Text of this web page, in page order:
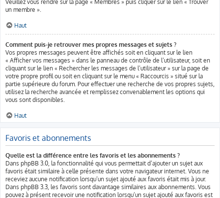
Veuillez vous rendre sur la page « Membres » puis cliquer sur le lien « Trouver
un membre ».
Haut
Comment puis-je retrouver mes propres messages et sujets ?
Vos propres messages peuvent être affichés soit en cliquant sur le lien
« Afficher vos messages » dans le panneau de contrôle de l’utilisateur, soit en
cliquant sur le lien « Rechercher les messages de l’utilisateur » sur la page de
votre propre profil ou soit en cliquant sur le menu « Raccourcis » situé sur la
partie supérieure du forum. Pour effectuer une recherche de vos propres sujets,
utilisez la recherche avancée et remplissez convenablement les options qui
vous sont disponibles.
Haut
Favoris et abonnements
Quelle est la différence entre les favoris et les abonnements ?
Dans phpBB 3.0, la fonctionnalité qui vous permettait d’ajouter un sujet aux
favoris était similaire à celle présente dans votre navigateur internet. Vous ne
receviez aucune notification lorsqu’un sujet ajouté aux favoris était mis à jour.
Dans phpBB 3.3, les favoris sont davantage similaires aux abonnements. Vous
pouvez à présent recevoir une notification lorsqu’un sujet ajouté aux favoris est